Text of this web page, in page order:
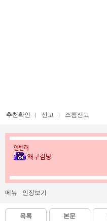
추천확인 신고 스팸신고
인벤러
왜구김당
메뉴 인장보기
목록 본문